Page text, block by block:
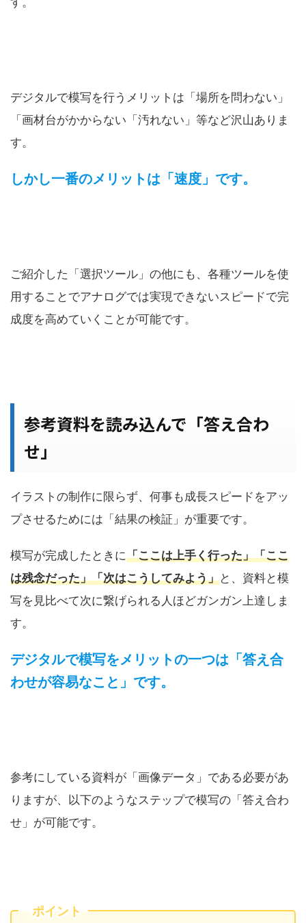
デジタルで模写を行うメリットは「場所を問わない」
「画材台がかからない「汚れない」等など沢山ありま
す。
しかし一番のメリットは「速度」です。
ご紹介した「選択ツール」の他にも、各種ツールを使
用することでアナログでは実現できないスピードで完
成度を高めていくことが可能です。
参考資料を読み込んで「答え合わ
せ」
イラストの制作に限らず、何事も成長スピードをアッ
プさせるためには「結果の検証」が重要です。
模写が完成したときに「ここは上手く行った」「ここ
は残念だった」「次はこうしてみよう」と、資料と模
写を見比べて次に繋げられる人ほどガンガン上達しま
す。
デジタルで模写をメリットの一つは「答え合
わせが容易なこと」です。
参考にしている資料が「画像データ」である必要があ
りますが、以下のようなステップで模写の「答え合わ
せ」が可能です。
ポイント